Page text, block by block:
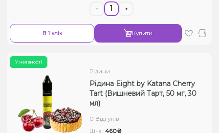
- +
В 1 клік Купити
У наявності
Рідини
Рідина Eight by Katana Cherry
Tart (Вишневий Тарт, 50 мг, 30
мл)
0 Відгуків
Ціна: 460₴